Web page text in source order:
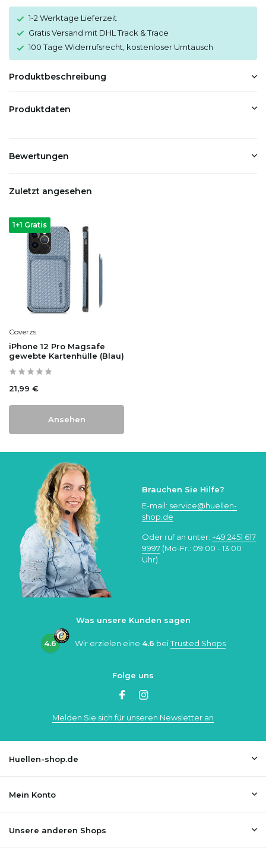
1-2 Werktage Lieferzeit
Gratis Versand mit DHL Track & Trace
100 Tage Widerrufsrecht, kostenloser Umtausch
Produktbeschreibung
Produktdaten
Bewertungen
Zuletzt angesehen
1+1 Gratis
Coverzs
iPhone 12 Pro Magsafe
gewebte Kartenhülle (Blau)
21,99 €
Ansehen
Brauchen Sie Hilfe?
E-mail: service@huellen-
shop.de
Oder ruf an unter: +49 2451 617
9997 (Mo-Fr.: 09:00 - 13:00
Uhr)
Was unsere Kunden sagen
4.6 Wir erzielen eine 4.6 beiTrusted Shops
Folge uns
Melden Sie sich für unseren Newsletter an
Huellen-shop.de
Mein Konto
Unsere anderen Shops